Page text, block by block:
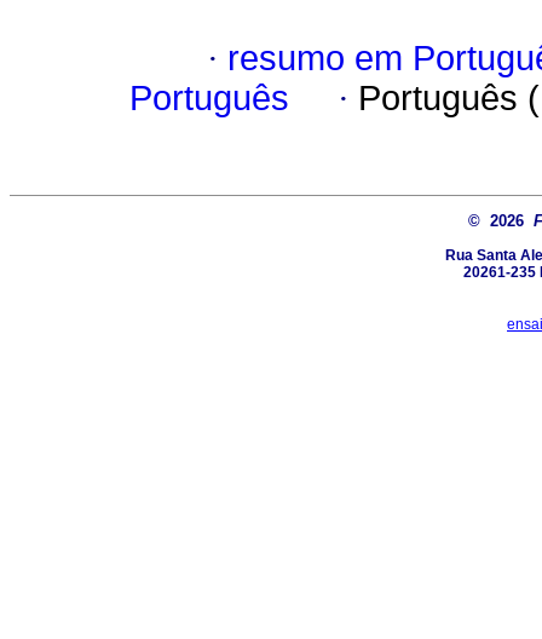
· resumo em
Português
· Português
© 2026
Rua Santa
20261-235